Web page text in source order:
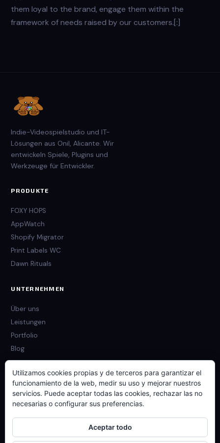
them loyal to the brand, engage them within the
framework of needs raised by our customers.[:]
Indie-Videospielstudio und IT-
Lösungen aus Onil, Alicante. Wir
entwickeln Spiele, Plugins und
Werkzeuge für Entwickler.
PRODUKTE
FOXY HOPS
AppWatch
Shopify Migrator
Print Labels WC
Dawn Rituals
UNTERNEHMEN
Über uns
Leistungen
Portfolio
Blog
RECHTLICHES
Datenschutzrichtlinie
Cookie-Richtlinie
Kontakt
Utilizamos cookies propias y de terceros para garantizar el
funcionamiento de la web, medir su uso y mejorar nuestros
servicios. Puede aceptar todas las cookies, rechazar las no
necesarias o configurar sus preferencias.
Aceptar todo